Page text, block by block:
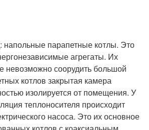
напольные парапетные котлы. Это
агрегаты. Их
невозможно соорудить большой
котлов закрытая камера
изолируется от помещения. У
теплоносителя происходит
насоса. Это их основное